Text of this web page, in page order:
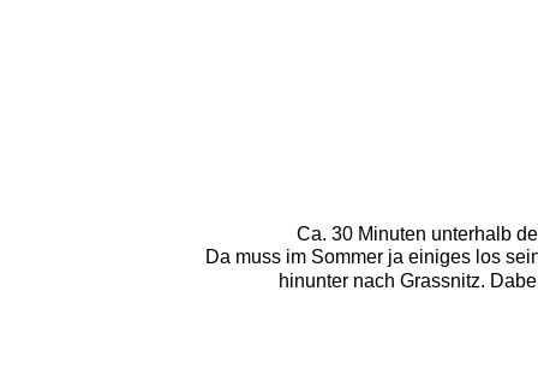
Ca. 30 Minuten unterhalb
Da muss im Sommer ja einiges los
hinunter nach Grassnitz.